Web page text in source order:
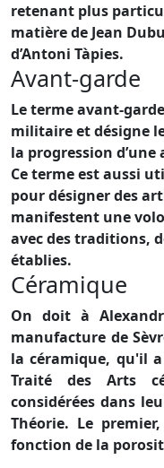
retenant plus
matière de Jean
d’Antoni Tàpies.
Avant-garde
Le terme avant-
militaire et désigne
la progression d’une
Ce terme est aussi
pour désigner des
manifestent une
avec des traditions,
établies.
Céramique
On doit à
manufacture de
la céramique, qu'il a
Traité des Arts
considérées dans
Théorie. Le
fonction de la